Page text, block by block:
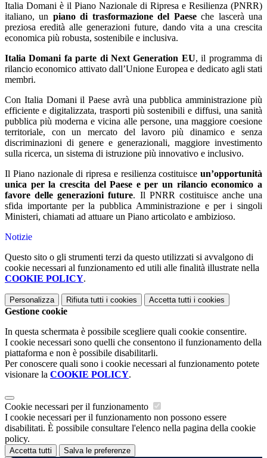
Italia Domani è il Piano Nazionale di Ripresa e Resilienza (PNRR)
italiano, un piano di trasformazione del Paese che lascerà una
preziosa eredità alle generazioni future, dando vita a una crescita
economica più robusta, sostenibile e inclusiva.
Italia Domani fa parte di Next Generation EU, il programma di
rilancio economico attivato dall’Unione Europea e dedicato agli stati
membri.
Con Italia Domani il Paese avrà una pubblica amministrazione più
efficiente e digitalizzata, trasporti più sostenibili e diffusi, una sanità
pubblica più moderna e vicina alle persone, una maggiore coesione
territoriale, con un mercato del lavoro più dinamico e senza
discriminazioni di genere e generazionali, maggiore investimento
sulla ricerca, un sistema di istruzione più innovativo e inclusivo.
Il Piano nazionale di ripresa e resilienza costituisce un’opportunità
unica per la crescita del Paese e per un rilancio economico a
favore delle generazioni future. Il PNRR costituisce anche una
sfida importante per la pubblica Amministrazione e per i singoli
Ministeri, chiamati ad attuare un Piano articolato e ambizioso.
Notizie
Questo sito o gli strumenti terzi da questo utilizzati si avvalgono di
cookie necessari al funzionamento ed utili alle finalità illustrate nella
COOKIE POLICY.
Personalizza Rifiuta tutti i cookies Accetta tutti i cookies
Gestione cookie
In questa schermata è possibile scegliere quali cookie consentire.
I cookie necessari sono quelli che consentono il funzionamento della
piattaforma e non è possibile disabilitarli.
Per conoscere quali sono i cookie necessari al funzionamento potete
visionare la COOKIE POLICY.
Cookie necessari per il funzionamento
I cookie necessari per il funzionamento non possono essere
disabilitati. È possibile consultare l'elenco nella pagina della cookie
policy.
Accetta tutti Salva le preferenze